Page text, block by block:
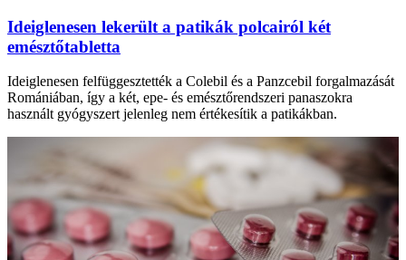
Ideiglenesen lekerült a patikák polcairól két
emésztőtabletta
Ideiglenesen felfüggesztették a Colebil és a Panzcebil forgalmazását
Romániában, így a két, epe- és emésztőrendszeri panaszokra
használt gyógyszert jelenleg nem értékesítik a patikákban.